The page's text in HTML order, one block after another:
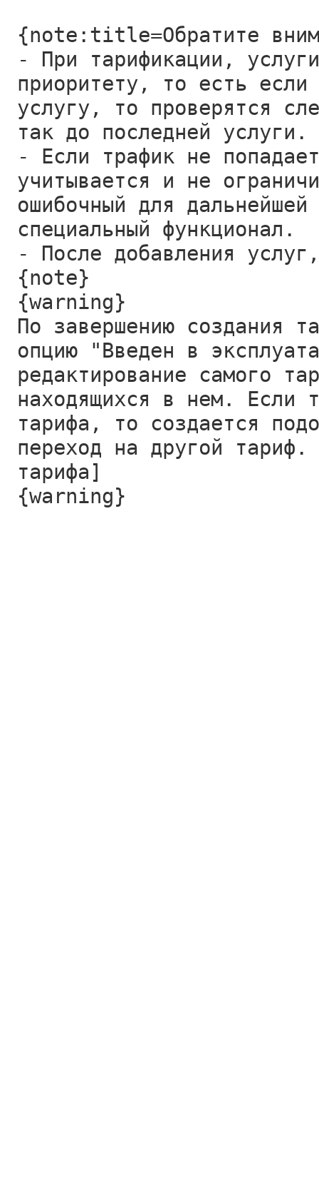
{note:title=Обратите
- При тарификации,
приоритету, то есть
услугу, то проверятся
так до последней услуги.
- Если трафик не
учитывается и не
ошибочный для
специальный функционал.
- После добавления
{note}
{warning}
По завершению создания
опцию "Введен в
редактирование самого
находящихся в нем. Если
тарифа, то создается
переход на другой
тарифа]
{warning}